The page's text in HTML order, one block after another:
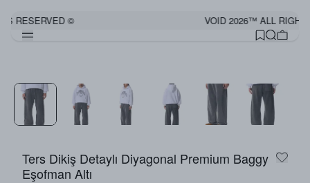
RESERVED © VOID 2026™ ALL
Ters Dikiş Detaylı Diyagonal Premium Baggy
Eşofman Altı